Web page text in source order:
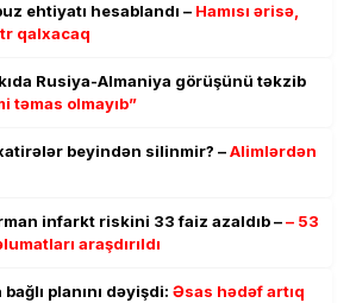
ehtiyatı hesablandı – Hamısı ərisə,
qalxacaq
Rusiya-Almaniya görüşünü təkzib
təmas olmayıb”
beyindən silinmir? –Alimlərdən
infarkt riskini 33 faiz azaldıb –– 53
araşdırıldı
planını dəyişdi: Əsas hədəf artıq